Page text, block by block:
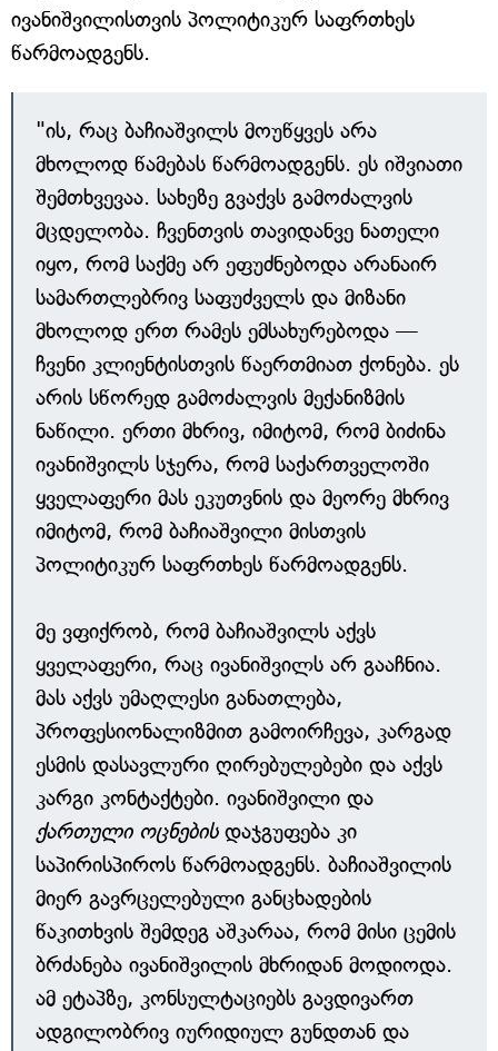
ივანიშვილისთვის პოლიტიკურ საფრთხეს
წარმოადგენს.
"ის, რაც ბაჩიაშვილს მოუწყვეს არა
მხოლოდ წამებას წარმოადგენს. ეს იშვიათი
შემთხვევაა. სახეზე გვაქვს გამოძალვის
მცდელობა. ჩვენთვის თავიდანვე ნათელი
იყო, რომ საქმე არ ეფუძნებოდა არანაირ
სამართლებრივ საფუძველს და მიზანი
მხოლოდ ერთ რამეს ემსახურებოდა —
ჩვენი კლიენტისთვის წაერთმიათ ქონება. ეს
არის სწორედ გამოძალვის მექანიზმის
ნაწილი. ერთი მხრივ, იმიტომ, რომ ბიძინა
ივანიშვილს სჯერა, რომ საქართველოში
ყველაფერი მას ეკუთვნის და მეორე მხრივ
იმიტომ, რომ ბაჩიაშვილი მისთვის
პოლიტიკურ საფრთხეს წარმოადგენს.
მე ვფიქრობ, რომ ბაჩიაშვილს აქვს
ყველაფერი, რაც ივანიშვილს არ გააჩნია.
მას აქვს უმაღლესი განათლება,
პროფესიონალიზმით გამოირჩევა, კარგად
ესმის დასავლური ღირებულებები და აქვს
კარგი კონტაქტები. ივანიშვილი და
ქართული ოცნებისდაჯგუფება კი
საპირისპიროს წარმოადგენს. ბაჩიაშვილის
მიერ გავრცელებული განცხადების
წაკითხვის შემდეგ აშკარაა, რომ მისი ცემის
ბრძანება ივანიშვილის მხრიდან მოდიოდა.
ამ ეტაპზე, კონსულტაციებს გავდივართ
ადგილობრივ იურიდიულ გუნდთან და